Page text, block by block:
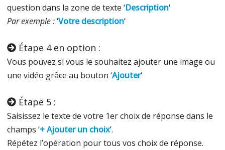
question dans la zone de texte ‘Description‘
Par exemple :‘Votre description‘
Étape 4 en option :
Vous pouvez si vous le souhaitez ajouter une image ou
une vidéo grâce au bouton ‘Ajouter‘
Étape 5 :
Saisissez le texte de votre 1er choix de réponse dans le
champs ‘+ Ajouter un choix’.
Répétez l’opération pour tous vos choix de réponse.